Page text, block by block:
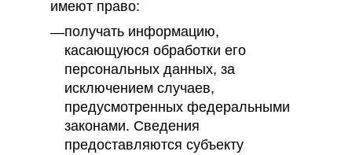
имеют право:
получать информацию,
касающуюся обработки его
персональных данных, за
исключением случаев,
предусмотренных федеральными
законами. Сведения
предоставляются субъекту